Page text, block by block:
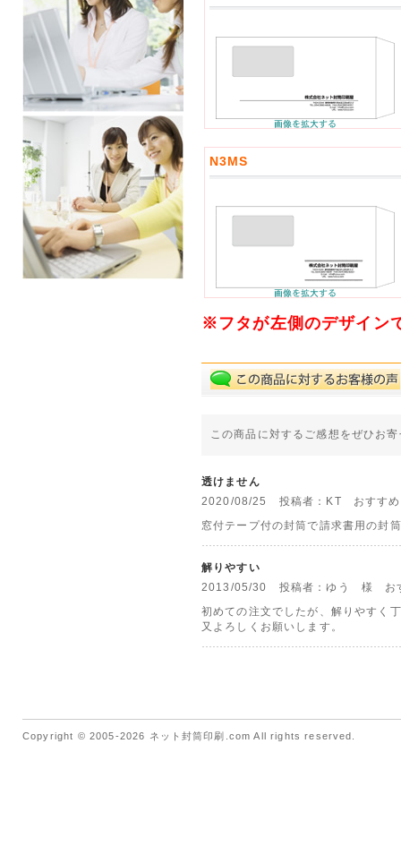
N3MS
※フタが左側のデザイン
この商品に対するご感想をぜひお
透けません
2020/08/25 投稿者：KT おすすめ
窓付テープ付の封筒で請求書用の封
解りやすい
2013/05/30 投稿者：ゆう 様 お
初めての注文でしたが、解りやすく
又よろしくお願いします。
Copyright © 2005-2026 ネット封筒印刷.com All rights reserved.